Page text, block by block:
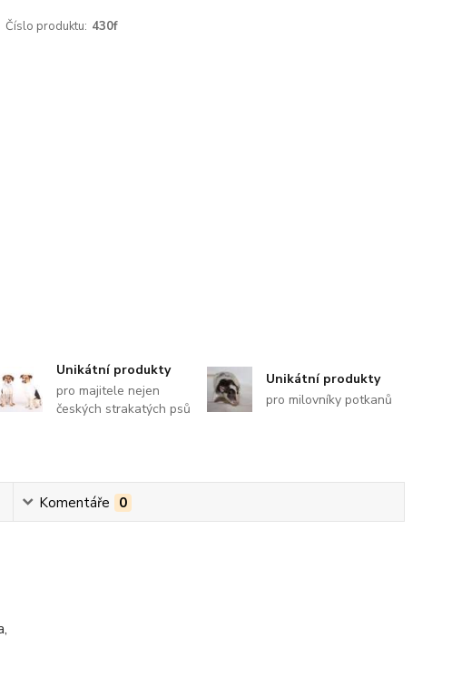
Číslo produktu: 430f
Unikátní produkty
pro majitele nejen
českých strakatých psů
Unikátní produkty
pro milovníky potkanů
Komentáře 0